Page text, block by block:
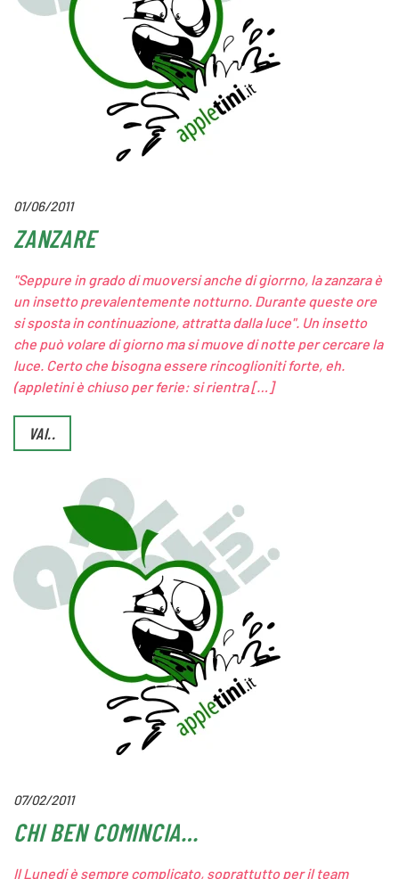
01/06/2011
ZANZARE
"Seppure in grado di muoversi anche di giorrno, la zanzara è
un insetto prevalentemente notturno. Durante queste ore
si sposta in continuazione, attratta dalla luce". Un insetto
che può volare di giorno ma si muove di notte per cercare la
luce. Certo che bisogna essere rincoglioniti forte, eh.
(appletini è chiuso per ferie: si rientra […]
VAI..
07/02/2011
CHI BEN COMINCIA…
Il Lunedi è sempre complicato, soprattutto per il team